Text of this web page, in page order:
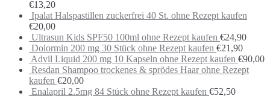
€13,20
Ipalat Halspastillen zuckerfrei 40 St. ohne Rezept kaufen
€20,00
Ultrasun Kids SPF50 100ml ohne Rezept kaufen €24,90
Dolormin 200 mg 30 Stück ohne Rezept kaufen €21,90
Advil Liquid 200 mg 10 Kapseln ohne Rezept kaufen €90,00
Resdan Shampoo trockenes & sprödes Haar ohne Rezept
kaufen €20,00
Enalapril 2.5mg 84 Stück ohne Rezept kaufen €52,50